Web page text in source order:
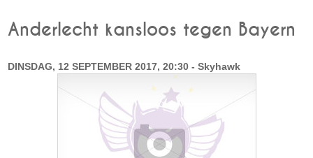
Anderlecht kansloos tegen Bayern
DINSDAG, 12 SEPTEMBER 2017, 20:30 - Skyhawk